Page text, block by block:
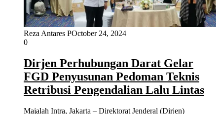
Reza Antares POctober 24, 2024
0
Dirjen Perhubungan Darat Gelar
FGD Penyusunan Pedoman Teknis
Retribusi Pengendalian Lalu Lintas
Majalah Intra, Jakarta – Direktorat Jenderal (Dirjen)